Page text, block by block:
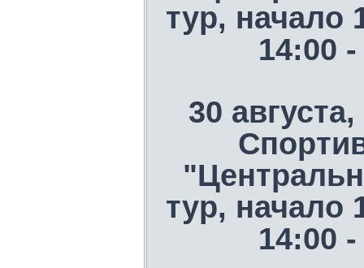
тур, начало
14:00
30
тур, начало
14:00